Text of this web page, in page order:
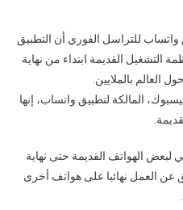
للتراسل الفوري أن التطبيق
القديمة ابتداء من نهاية
العالم بالملايين.
المالكة لتطبيق واتساب، إنها
لبعض الهواتف القديمة حتى نهاية
عن العمل نهائيا على هواتف أخرى